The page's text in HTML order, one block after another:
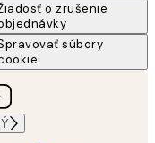
o zrušenie
súbory